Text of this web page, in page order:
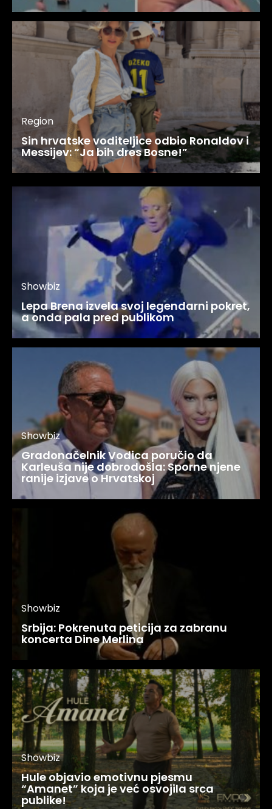
Region
Sin hrvatske voditeljice odbio Ronaldov i
Messijev: “Ja bih dres Bosne!”
Showbiz
Lepa Brena izvela svoj legendarni pokret,
a onda pala pred publikom
Showbiz
Gradonačelnik Vodica poručio da
Karleuša nije dobrodošla: Sporne njene
ranije izjave o Hrvatskoj
Showbiz
Srbija: Pokrenuta peticija za zabranu
koncerta Dine Merlina
Showbiz
Hule objavio emotivnu pjesmu
“Amanet” koja je već osvojila srca
publike!